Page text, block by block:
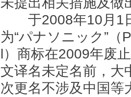
于2008年10月1日
为“パナソニック”（
l）商标在2009年废
文译名未定名前，大
次更名不涉及中国等